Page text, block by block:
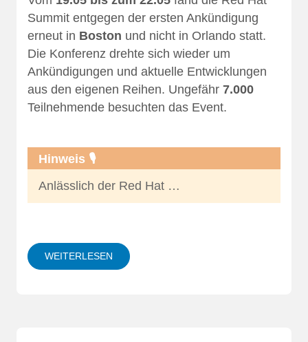
Summit entgegen der ersten Ankündigung
erneut in Boston und nicht in Orlando statt.
Die Konferenz drehte sich wieder um
Ankündigungen und aktuelle Entwicklungen
aus den eigenen Reihen. Ungefähr 7.000
Teilnehmende besuchten das Event.
Hinweis 🎙️
Anlässlich der Red Hat …
WEITERLESEN